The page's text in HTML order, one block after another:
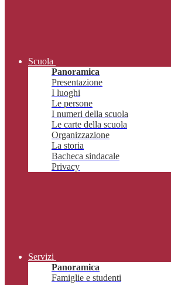
Scuola
Panoramica
Presentazione
I luoghi
Le persone
I numeri della scuola
Le carte della scuola
Organizzazione
La storia
Bacheca sindacale
Privacy
Servizi
Panoramica
Famiglie e studenti